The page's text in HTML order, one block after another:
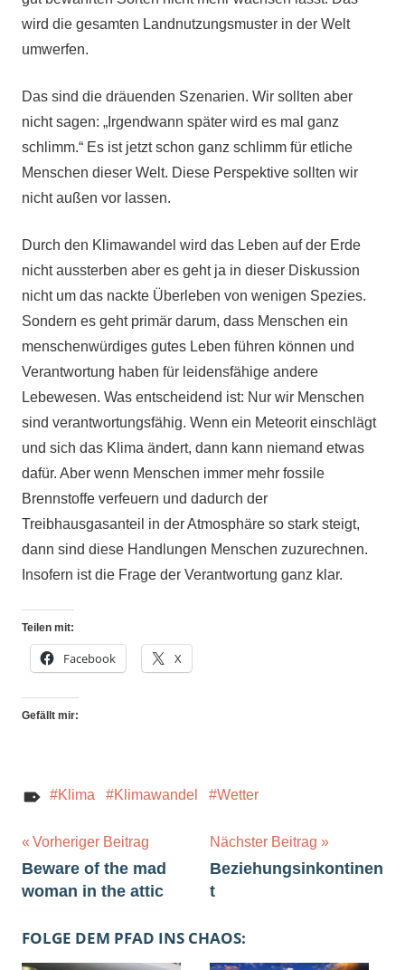
wird die gesamten Landnutzungsmuster in der Welt
umwerfen.
Das sind die dräuenden Szenarien. Wir sollten aber
nicht sagen: „Irgendwann später wird es mal ganz
schlimm.“ Es ist jetzt schon ganz schlimm für etliche
Menschen dieser Welt. Diese Perspektive sollten wir
nicht außen vor lassen.
Durch den Klimawandel wird das Leben auf der Erde
nicht aussterben aber es geht ja in dieser Diskussion
nicht um das nackte Überleben von wenigen Spezies.
Sondern es geht primär darum, dass Menschen ein
menschenwürdiges gutes Leben führen können und
Verantwortung haben für leidensfähige andere
Lebewesen. Was entscheidend ist: Nur wir Menschen
sind verantwortungsfähig. Wenn ein Meteorit einschlägt
und sich das Klima ändert, dann kann niemand etwas
dafür. Aber wenn Menschen immer mehr fossile
Brennstoffe verfeuern und dadurch der
Treibhausgasanteil in der Atmosphäre so stark steigt,
dann sind diese Handlungen Menschen zuzurechnen.
Insofern ist die Frage der Verantwortung ganz klar.
Teilen mit:
Facebook X
Gefällt mir:
Klima Klimawandel Wetter
Beitragsnavigation
Vorheriger Beitrag
Beware of the mad
woman in the attic
Nächster Beitrag
Beziehungsinkontinen
t
FOLGE DEM PFAD INS CHAOS: